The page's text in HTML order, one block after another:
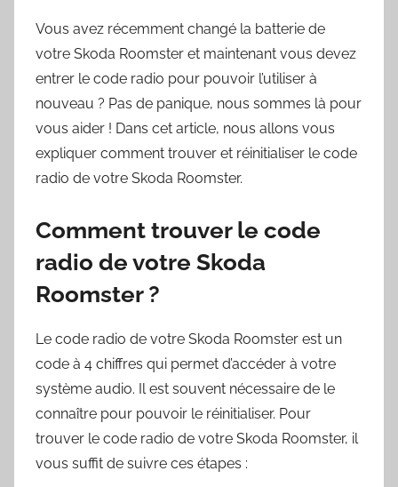
Vous avez récemment changé la batterie de
votre Skoda Roomster et maintenant vous devez
entrer le code radio pour pouvoir l’utiliser à
nouveau ? Pas de panique, nous sommes là pour
vous aider ! Dans cet article, nous allons vous
expliquer comment trouver et réinitialiser le code
radio de votre Skoda Roomster.
Comment trouver le code
radio de votre Skoda
Roomster ?
Le code radio de votre Skoda Roomster est un
code à 4 chiffres qui permet d’accéder à votre
système audio. Il est souvent nécessaire de le
connaître pour pouvoir le réinitialiser. Pour
trouver le code radio de votre Skoda Roomster, il
vous suffit de suivre ces étapes :